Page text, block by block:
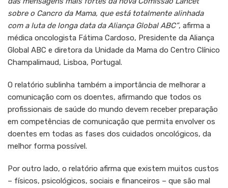
sobre o Cancro da Mama, que está totalmente alinhada
com a luta de longa data da Aliança Global ABC”, afirma a
médica oncologista Fátima Cardoso, Presidente da Aliança
Global ABC e diretora da Unidade da Mama do Centro Clínico
Champalimaud, Lisboa, Portugal.
O relatório sublinha também a importância de melhorar a
comunicação com os doentes, afirmando que todos os
profissionais de saúde do mundo devem receber preparação
em competências de comunicação que permita envolver os
doentes em todas as fases dos cuidados oncológicos, da
melhor forma possível.
Por outro lado, o relatório afirma que existem muitos custos
– físicos, psicológicos, sociais e financeiros – que são mal